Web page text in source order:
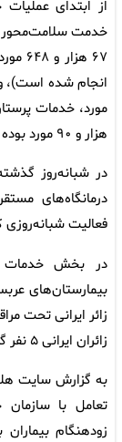
خدمت سلامت‌محور
هزار و ۹۰ مورد بوده است.
درمانگاه‌های
فعالیت
زائر ایرانی تحت
زائران ایرانی ۵ نفر گزارش شده است.
به گزارش سایت
تعامل با